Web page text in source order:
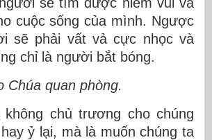
cuộc sống của mình. Ngược
sẽ phải vất vả cực nhọc và
chỉ là người bắt bóng.
Chúa quan phòng.
không chủ trương cho chúng
ỷ lại, mà là muốn chúng ta